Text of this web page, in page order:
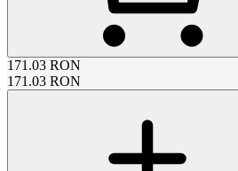
171.03 RON
171.03 RON